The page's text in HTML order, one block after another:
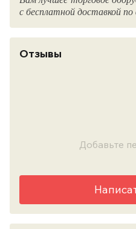
с бесплатной доставкой по
Отзывы
Добавьте